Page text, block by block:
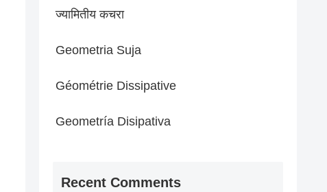
ज्यामितीय कचरा
Geometria Suja
Géométrie Dissipative
Geometría Disipativa
Recent Comments